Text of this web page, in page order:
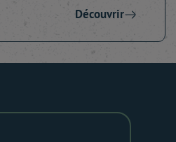
Découvrir